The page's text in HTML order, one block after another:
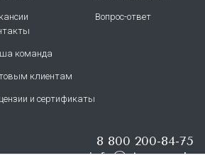
команда
клиентам
и сертификаты
Вопрос-ответ
8 800 200-84-75
info@stern.moda